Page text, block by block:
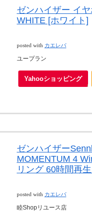
ゼンハイザー イ
WHITE [ホワイト]
posted with カエレバ
ユープラン
Yahooショッピング
ゼンハイザー
MOMENTUM 4
リング 60時間再
posted with カエレバ
睦Shopリユース店